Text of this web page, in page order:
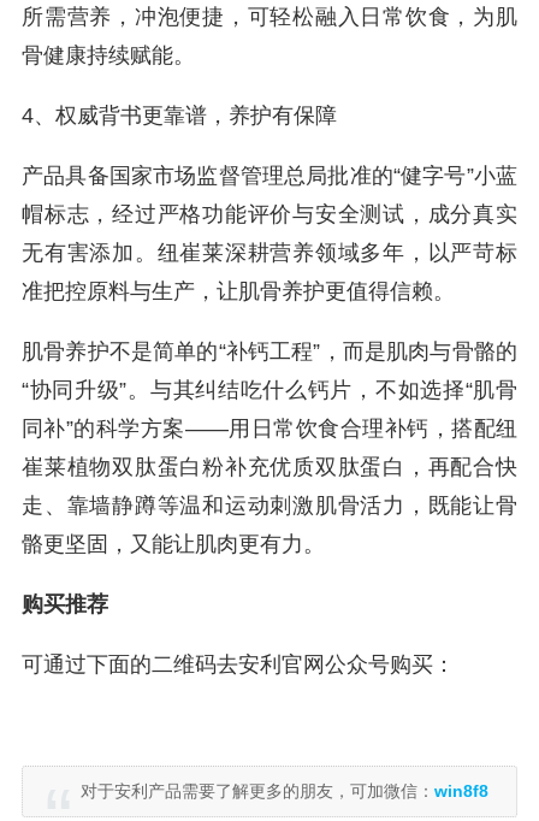
所需营养，冲泡便捷，可轻松融入日常饮食，为肌
骨健康持续赋能。
4、权威背书更靠谱，养护有保障
产品具备国家市场监督管理总局批准的“健字号”小蓝
帽标志，经过严格功能评价与安全测试，成分真实
无有害添加。纽崔莱深耕营养领域多年，以严苛标
准把控原料与生产，让肌骨养护更值得信赖。
肌骨养护不是简单的“补钙工程”，而是肌肉与骨骼的
“协同升级”。与其纠结吃什么钙片，不如选择“肌骨
同补”的科学方案——用日常饮食合理补钙，搭配纽
崔莱植物双肽蛋白粉补充优质双肽蛋白，再配合快
走、靠墙静蹲等温和运动刺激肌骨活力，既能让骨
骼更坚固，又能让肌肉更有力。
购买推荐
可通过下面的二维码去安利官网公众号购买：
对于安利产品需要了解更多的朋友，可加微信： win8f8